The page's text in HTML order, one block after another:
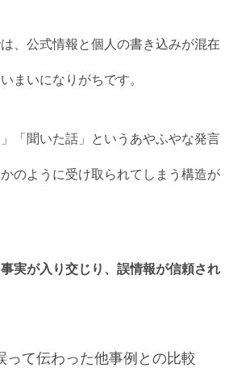
、公式情報と個人の書き込みが混在
まいになりがちです。
」「聞いた話」というあやふやな発言
のように受け取られてしまう構造が
実が入り交じり、誤情報が信頼され
って伝わった他事例との比較